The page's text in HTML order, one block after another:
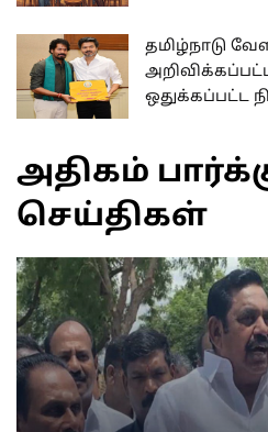
தமிழ்நாடு
ஒதுக்கப்பட்ட
அதிகம்
செய்திகள்